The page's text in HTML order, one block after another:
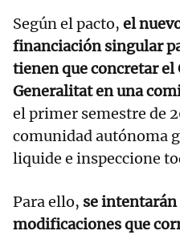
Según el pacto, el
financiación singular
tienen que concretar el
Generalitat en una
el primer semestre de
comunidad autónoma
liquide e inspeccione
Para ello, se intentarán
modificaciones que